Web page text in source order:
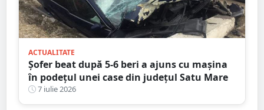
ACTUALITATE
Șofer beat după 5-6 beri a ajuns cu mașina
în podețul unei case din județul Satu Mare
7 iulie 2026